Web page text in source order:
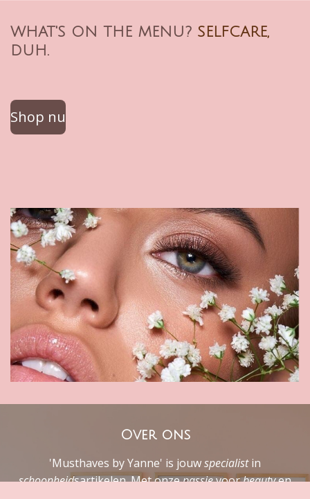
WHAT'S ON THE MENU? SELFCARE,
DUH.
Shop nu
Over ons
'Musthaves by Yanne' is jouwspecialistin
schoonheidsartikelen. Met onzepassievoorbeautyen